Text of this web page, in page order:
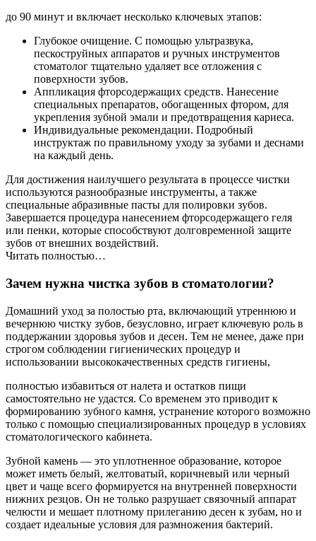
до 90 минут и включает несколько ключевых этапов:
Глубокое очищение. С помощью ультразвука,
пескоструйных аппаратов и ручных инструментов
стоматолог тщательно удаляет все отложения с
поверхности зубов.
Аппликация фторсодержащих средств. Нанесение
специальных препаратов, обогащенных фтором, для
укрепления зубной эмали и предотвращения кариеса.
Индивидуальные рекомендации. Подробный
инструктаж по правильному уходу за зубами и деснами
на каждый день.
Для достижения наилучшего результата в процессе чистки
используются разнообразные инструменты, а также
специальные абразивные пасты для полировки зубов.
Завершается процедура нанесением фторсодержащего геля
или пенки, которые способствуют долговременной защите
зубов от внешних воздействий.
Читать полностью…
Зачем нужна чистка зубов в стоматологии?
Домашний уход за полостью рта, включающий утреннюю и
вечернюю чистку зубов, безусловно, играет ключевую роль в
поддержании здоровья зубов и десен. Тем не менее, даже при
строгом соблюдении гигиенических процедур и
использовании высококачественных средств гигиены,
полностью избавиться от налета и остатков пищи
самостоятельно не удастся. Со временем это приводит к
формированию зубного камня, устранение которого возможно
только с помощью специализированных процедур в условиях
стоматологического кабинета.
Зубной камень — это уплотненное образование, которое
может иметь белый, желтоватый, коричневый или черный
цвет и чаще всего формируется на внутренней поверхности
нижних резцов. Он не только разрушает связочный аппарат
челюсти и мешает плотному прилеганию десен к зубам, но и
создает идеальные условия для размножения бактерий.